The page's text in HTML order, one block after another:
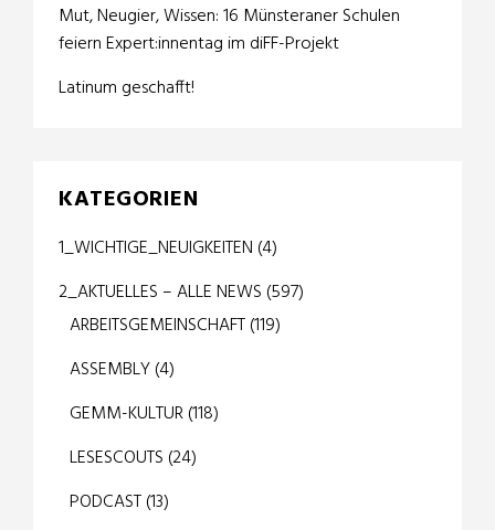
Mut, Neugier, Wissen: 16 Münsteraner Schulen
feiern Expert:innentag im diFF-Projekt
Latinum geschafft!
KATEGORIEN
1_WICHTIGE_NEUIGKEITEN (4)
2_AKTUELLES – ALLE NEWS (597)
ARBEITSGEMEINSCHAFT(119)
ASSEMBLY(4)
GEMM-KULTUR(118)
LESESCOUTS (24)
PODCAST(13)